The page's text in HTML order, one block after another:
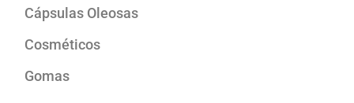
Cápsulas Oleosas
Cosméticos
Gomas